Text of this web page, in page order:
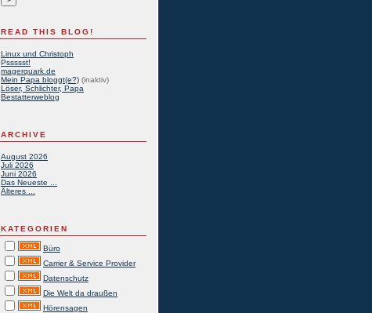
READ THIS BLOG!
Linux und Christoph
Pssssst!
magerquark.de
Mein Papa bloggt(e?) (inaktiv)
Löser, Schlichter, Papa
Bestatterweblog
ARCHIVE
August 2026
Juli 2026
Juni 2026
Das Neueste ...
Älteres ...
KATEGORIEN
Büro
Carrier & Service Provider
Datenschutz
Die Welt da draußen
Hörensagen